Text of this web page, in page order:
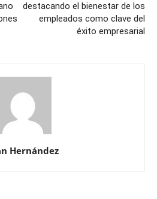
destacando el bienestar de los
empleados como clave del
éxito empresarial
Hernández